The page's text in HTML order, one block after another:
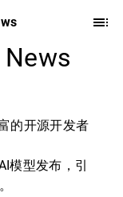
的开源开发者
模型发布，引